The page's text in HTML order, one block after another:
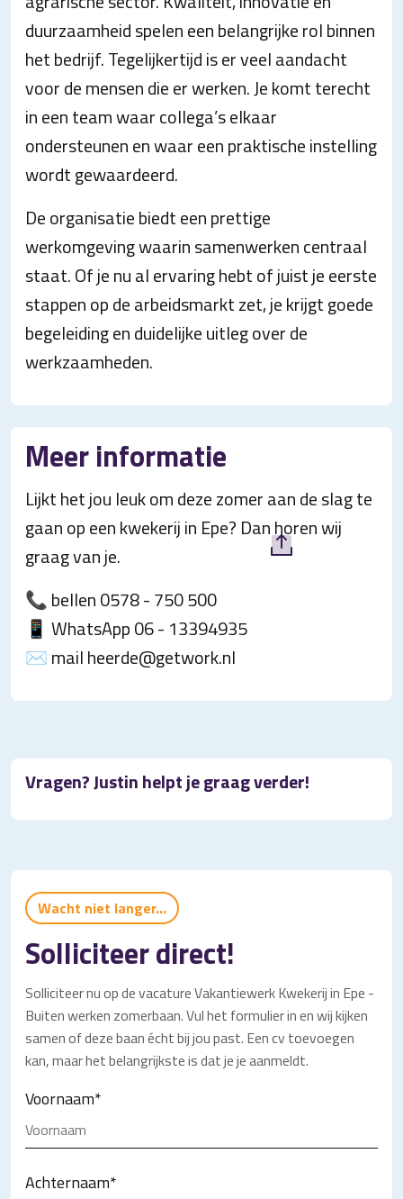
duurzaamheid spelen een belangrijke rol binnen
het bedrijf. Tegelijkertijd is er veel aandacht
voor de mensen die er werken. Je komt terecht
in een team waar collega’s elkaar
ondersteunen en waar een praktische instelling
wordt gewaardeerd.
De organisatie biedt een prettige
werkomgeving waarin samenwerken centraal
staat. Of je nu al ervaring hebt of juist je eerste
stappen op de arbeidsmarkt zet, je krijgt goede
begeleiding en duidelijke uitleg over de
werkzaamheden.
Meer informatie
Lijkt het jou leuk om deze zomer aan de slag te
gaan op een kwekerij in Epe? Dan horen wij
graag van je.
📞 bellen 0578 - 750 500
📱 WhatsApp 06 - 13394935
✉️ mail heerde@getwork.nl
Vragen? Justin helpt je graag verder!
Wacht niet langer...
Solliciteer direct!
Solliciteer nu op de vacature Vakantiewerk Kwekerij in Epe -
Buiten werken zomerbaan. Vul het formulier in en wij kijken
samen of deze baan écht bij jou past. Een cv toevoegen
kan, maar het belangrijkste is dat je je aanmeldt.
Voornaam*
Achternaam*